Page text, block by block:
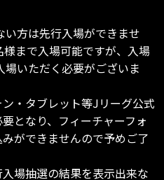
い方は先行入場ができませ
まで入場可能ですが、入場
いただく必要がございま
・タブレット等Jリーグ公式
となり、フィーチャーフォ
ができませんので予めご了
場抽選の結果を表示出来な